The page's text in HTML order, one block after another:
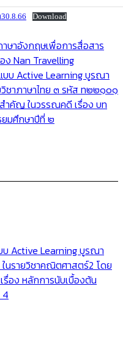
Download
ษาอังกฤษเพื่อการสื่อสาร
ง Nan Travelling
บ Active Learning บูรณา
ชาภาษาไทย ๓ รหัส ท๒๒๑๐๑
ำคัญ ในวรรณคดี เรื่อง บท
ยมศึกษาปีที่ ๒
Active Learning บูรณา
นรายวิชาคณิตศาสตร์2 โดย
อง หลักการนับเบื้องต้น
4